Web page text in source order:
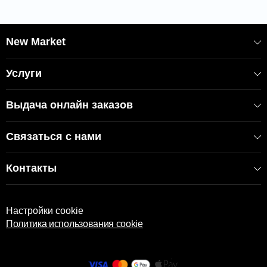
New Market
Услуги
Выдача онлайн заказов
Связаться с нами
Контакты
Настройки cookie
Политика использования cookie